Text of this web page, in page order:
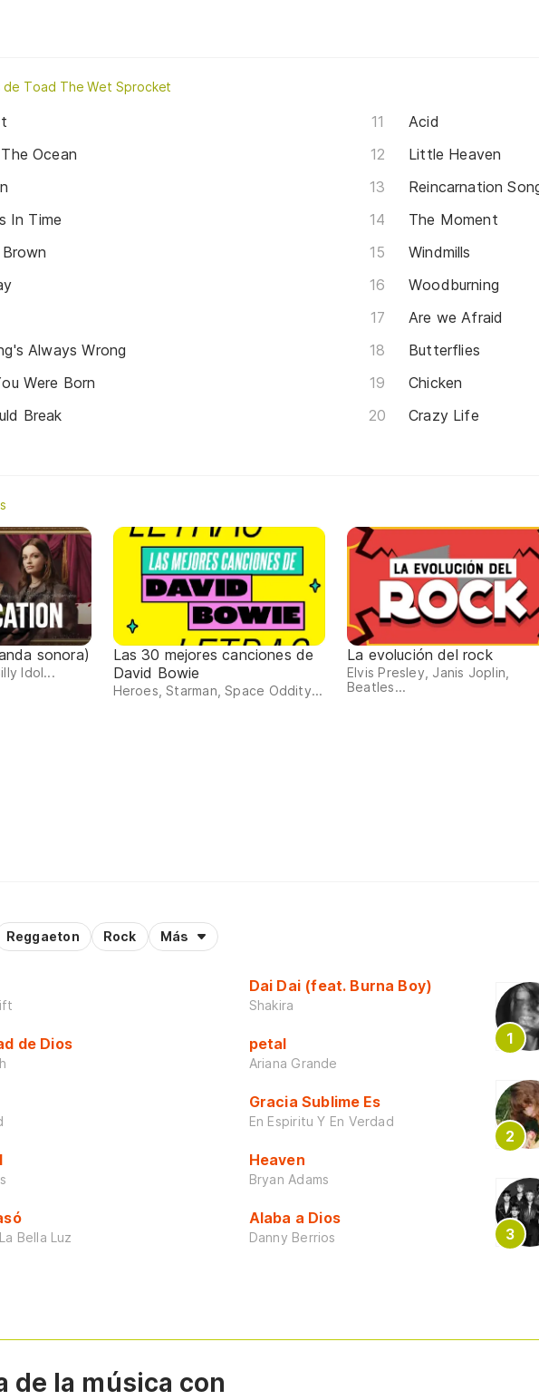
de Toad The Wet Sprocket
Ocean
In Time
Always Wrong
Were Born
Break
Acid
Little Heaven
Reincarnation
The Moment
Windmills
Woodburning
Are we Afraid
Butterflies
Chicken
Crazy Life
sonora)
Idol...
Las 30 mejores canciones de
David Bowie
Heroes, Starman, Space Oddity...
La evolución del rock
Elvis Presley, Janis Joplin,
Beatles...
Reggaeton Rock Más
de Dios
Bella Luz
Dai Dai (feat. Burna Boy)
Shakira
petal
Ariana Grande
Gracia Sublime Es
En Espiritu Y En Verdad
Heaven
Bryan Adams
Alaba a Dios
Danny Berrios
de la música con